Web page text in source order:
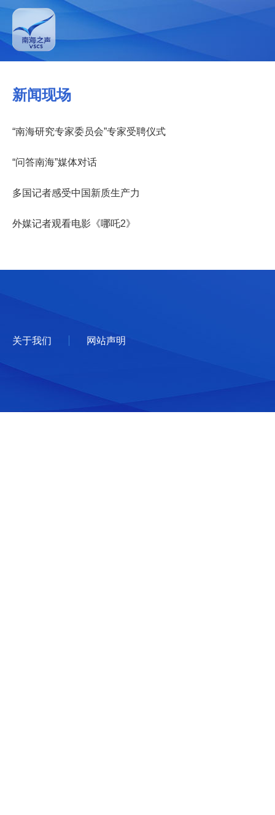
新闻现场
“南海研究专家委员会”专家受聘仪式
“问答南海”媒体对话
多国记者感受中国新质生产力
外媒记者观看电影《哪吒2》
关于我们 网站声明